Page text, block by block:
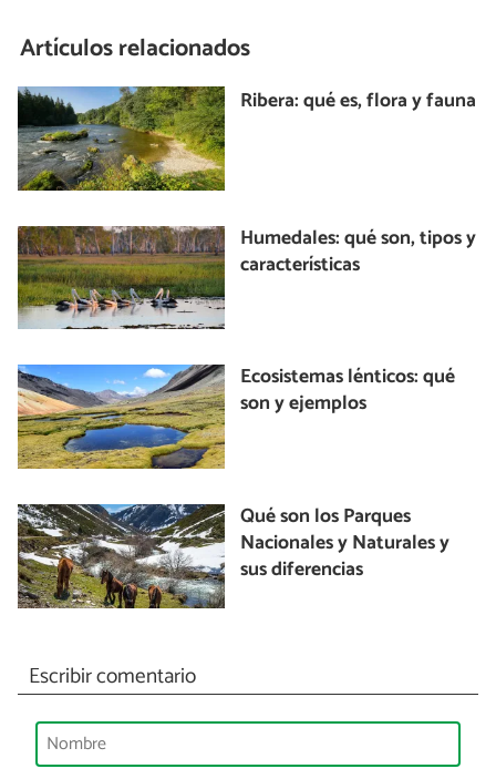
Artículos relacionados
Ribera: qué es, flora y fauna
Humedales: qué son, tipos y
características
Ecosistemas lénticos: qué
son y ejemplos
Qué son los Parques
Nacionales y Naturales y
sus diferencias
Escribir comentario